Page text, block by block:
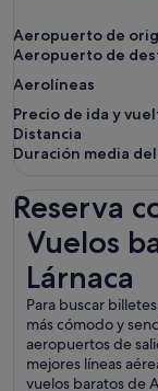
Aeropuerto de
Aeropuerto de
Aerolíneas
Precio de ida y
Distancia
Duración media
Reserva
Vuelos
Lárnaca
Para buscar
más cómodo y
aeropuertos de
mejores líneas
vuelos baratos de
Vuelos baratos